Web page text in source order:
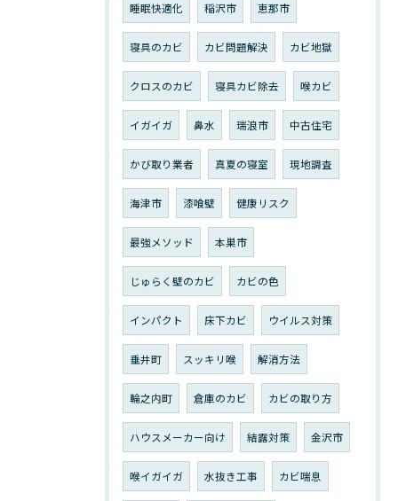
睡眠快適化 稲沢市 恵那市
寝具のカビ カビ問題解決 カビ地獄
クロスのカビ 寝具カビ除去 喉カビ
イガイガ 鼻水 瑞浪市 中古住宅
かび取り業者 真夏の寝室 現地調査
海津市 漆喰壁 健康リスク
最強メソッド 本巣市
じゅらく壁のカビ カビの色
インパクト 床下カビ ウイルス対策
垂井町 スッキリ喉 解消方法
輪之内町 倉庫のカビ カビの取り方
ハウスメーカー向け 結露対策 金沢市
喉イガイガ 水抜き工事 カビ喘息